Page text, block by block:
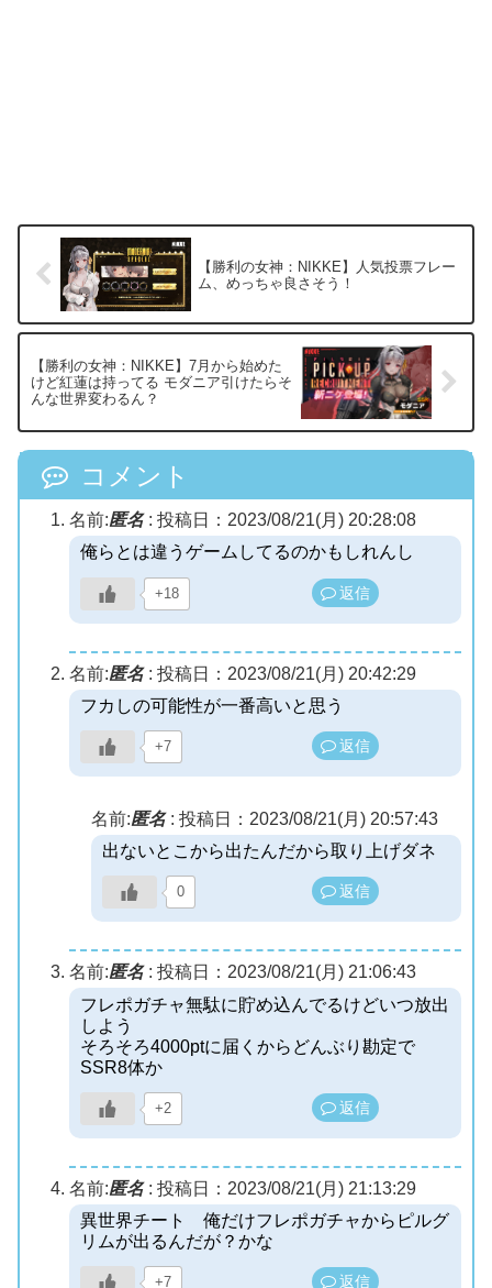
【勝利の女神：NIKKE】人気投票フレー
ム、めっちゃ良さそう！
【勝利の女神：NIKKE】7月から始めた
けど紅蓮は持ってる モダニア引けたらそ
んな世界変わるん？
コメント
名前:匿名: 投稿日：2023/08/21(月) 20:28:08
俺らとは違うゲームしてるのかもしれんし
+18 返信
名前:匿名: 投稿日：2023/08/21(月) 20:42:29
フカしの可能性が一番高いと思う
+7 返信
名前:匿名: 投稿日：2023/08/21(月) 20:57:43
出ないとこから出たんだから取り上げダネ
0 返信
名前:匿名: 投稿日：2023/08/21(月) 21:06:43
フレポガチャ無駄に貯め込んでるけどいつ放出
しよう
そろそろ4000ptに届くからどんぶり勘定で
SSR8体か
+2 返信
名前:匿名: 投稿日：2023/08/21(月) 21:13:29
異世界チート 俺だけフレポガチャからピルグ
リムが出るんだが？かな
+7 返信